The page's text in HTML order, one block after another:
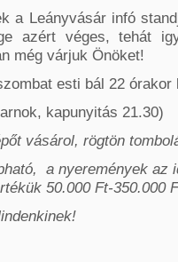
a Leányvásár infó
azért véges, tehát
még várjuk Önöket!
esti bál 22
kapunyitás 21.30)
vásárol, rögtön
a nyeremények az
50.000 Ft-350.000